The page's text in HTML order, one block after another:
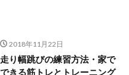
2018年11月22日
走り幅跳びの練習方法・家で
できる筋トレとトレーニング